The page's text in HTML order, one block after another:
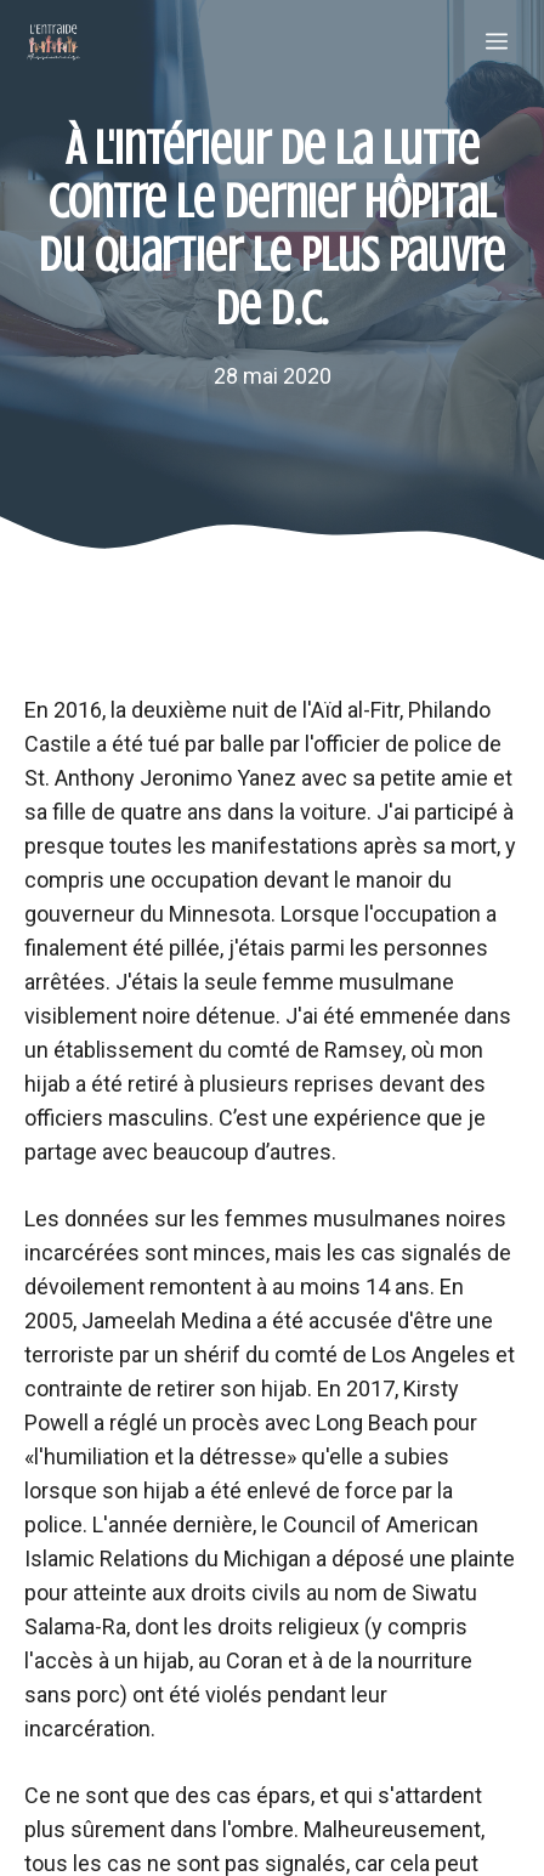
À l'intérieur de la lutte
contre le dernier hôpital
du quartier le plus pauvre
de D.C.
28 mai 2020
En 2016, la deuxième nuit de l'Aïd al-Fitr, Philando
Castile a été tué par balle par l'officier de police de
St. Anthony Jeronimo Yanez avec sa petite amie et
sa fille de quatre ans dans la voiture. J'ai participé à
presque toutes les manifestations après sa mort, y
compris une occupation devant le manoir du
gouverneur du Minnesota. Lorsque l'occupation a
finalement été pillée, j'étais parmi les personnes
arrêtées. J'étais la seule femme musulmane
visiblement noire détenue. J'ai été emmenée dans
un établissement du comté de Ramsey, où mon
hijab a été retiré à plusieurs reprises devant des
officiers masculins. C’est une expérience que je
partage avec beaucoup d’autres.
Les données sur les femmes musulmanes noires
incarcérées sont minces, mais les cas signalés de
dévoilement remontent à au moins 14 ans. En
2005, Jameelah Medina a été accusée d'être une
terroriste par un shérif du comté de Los Angeles et
contrainte de retirer son hijab. En 2017, Kirsty
Powell a réglé un procès avec Long Beach pour
«l'humiliation et la détresse» qu'elle a subies
lorsque son hijab a été enlevé de force par la
police. L'année dernière, le Council of American
Islamic Relations du Michigan a déposé une plainte
pour atteinte aux droits civils au nom de Siwatu
Salama-Ra, dont les droits religieux (y compris
l'accès à un hijab, au Coran et à de la nourriture
sans porc) ont été violés pendant leur
incarcération.
Ce ne sont que des cas épars, et qui s'attardent
plus sûrement dans l'ombre. Malheureusement,
tous les cas ne sont pas signalés, car cela peut